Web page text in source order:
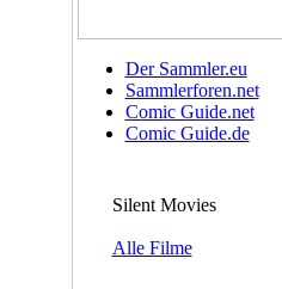
Der Sammler.eu
Sammlerforen.net
Comic Guide.net
Comic Guide.de
Silent Movies
Alle Filme